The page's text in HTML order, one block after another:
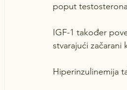
poput
IGF-1 također
stvarajući
Hiperinzulinemija